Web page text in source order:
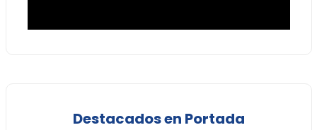
Destacados en Portada